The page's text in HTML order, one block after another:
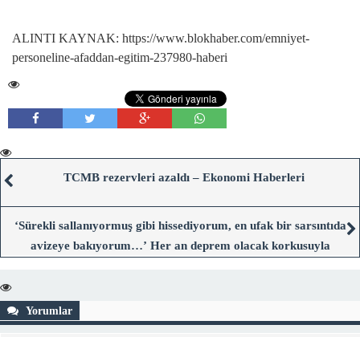
ALINTI KAYNAK: https://www.blokhaber.com/emniyet-
personeline-afaddan-egitim-237980-haberi
TCMB rezervleri azaldı – Ekonomi Haberleri
‘Sürekli sallanıyormuş gibi hissediyorum, en ufak bir sarsıntıda
avizeye bakıyorum…’ Her an deprem olacak korkusuyla
Yorumlar